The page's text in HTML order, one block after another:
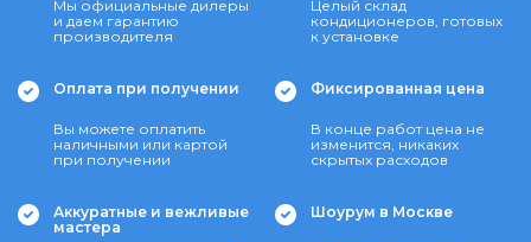
Мы официальные дилеры
и даем гарантию
производителя
Целый склад
кондиционеров, готовых
к установке
Оплата при получении
Вы можете оплатить
наличными или картой
при получении
Фиксированная цена
В конце работ цена не
изменится, никаких
скрытых расходов
Аккуратные и вежливые
мастера
Шоурум в Москве